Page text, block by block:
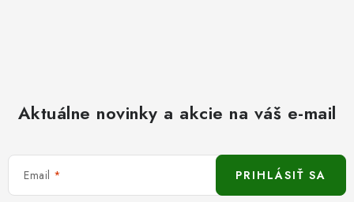
Aktuálne novinky a akcie na váš e-mail
Email PRIHLÁSIŤ SA